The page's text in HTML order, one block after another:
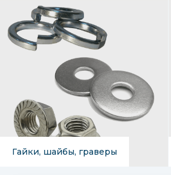
Гайки, шайбы, граверы